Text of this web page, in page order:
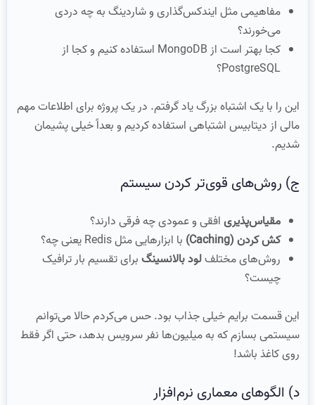
مفاهیمی مثل ایندکس‌گذاری و شاردینگ به چه دردی
می‌خورند؟
کجا بهتر است از MongoDB استفاده کنیم و کجا از
PostgreSQL؟
این را با یک اشتباه بزرگ یاد گرفتم. در یک پروژه برای اطلاعات مهم
مالی از دیتابیس اشتباهی استفاده کردیم و بعداً خیلی پشیمان
شدیم.
ج) روش‌های قوی‌تر کردن سیستم
مقیاس‌پذیریافقی و عمودی چه فرقی دارند؟
کش کردن (Caching)
با ابزارهایی مثل Redis یعنی چه؟
روش‌های مختلفلود بالانسینگبرای تقسیم بار ترافیک
چیست؟
این قسمت برایم خیلی جذاب بود. حس می‌کردم حالا می‌توانم
سیستمی بسازم که به میلیون‌ها نفر سرویس بدهد، حتی اگر فقط
روی کاغذ باشد!
د) الگوهای معماری نرم‌افزار